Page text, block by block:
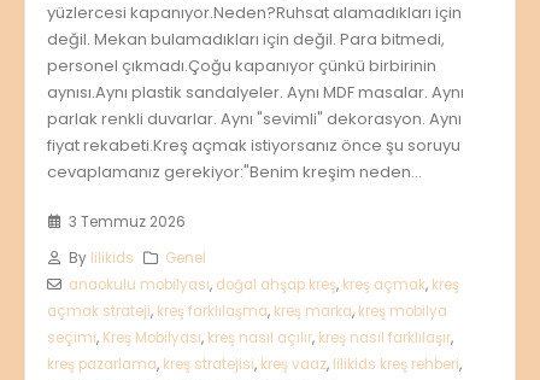
yüzlercesi kapanıyor.Neden?Ruhsat alamadıkları için
değil. Mekan bulamadıkları için değil. Para bitmedi,
personel çıkmadı.Çoğu kapanıyor çünkü birbirinin
aynısı.Aynı plastik sandalyeler. Aynı MDF masalar. Aynı
parlak renkli duvarlar. Aynı "sevimli" dekorasyon. Aynı
fiyat rekabeti.Kreş açmak istiyorsanız önce şu soruyu
cevaplamanız gerekiyor:"Benim kreşim neden...
3 Temmuz 2026
By lilikids
Genel
anaokulu mobilyası, doğal ahşap kreş, kreş açmak, kreş
açmak strateji, kreş farklılaşma, kreş marka, kreş mobilya
seçimi, Kreş Mobilyası, kreş nasıl açılır, kreş nasıl farklılaşır,
kreş pazarlama, kreş stratejisi, kreş vaaz, lilikids kreş rehberi,